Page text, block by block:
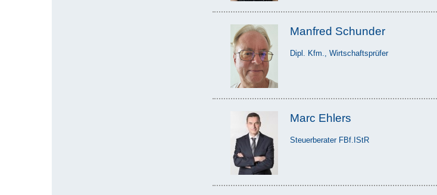
Manfred Schunder
Dipl. Kfm., Wirtschaftsprüfer
Marc Ehlers
Steuerberater FBf.IStR